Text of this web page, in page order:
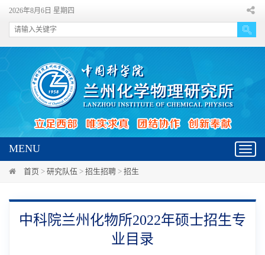
2026年8月6日 星期四
MENU
首页 > 研究队伍 > 招生招聘 > 招生
中科院兰州化物所2022年硕士招生专
业目录